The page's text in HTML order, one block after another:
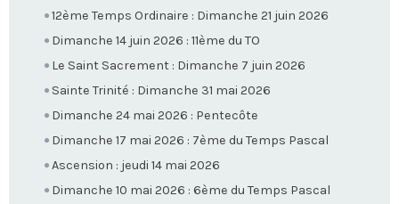
12ème Temps Ordinaire : Dimanche 21 juin 2026
Dimanche 14 juin 2026 : 11ème du TO
Le Saint Sacrement : Dimanche 7 juin 2026
Sainte Trinité : Dimanche 31 mai 2026
Dimanche 24 mai 2026 : Pentecôte
Dimanche 17 mai 2026 : 7ème du Temps Pascal
Ascension : jeudi 14 mai 2026
Dimanche 10 mai 2026 : 6ème du Temps Pascal